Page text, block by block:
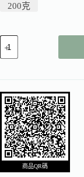
200克
商品QR碼